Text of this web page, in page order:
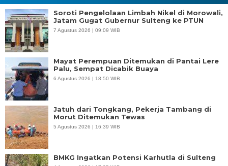
Soroti Pengelolaan Limbah Nikel di Morowali,
Jatam Gugat Gubernur Sulteng ke PTUN
7 Agustus 2026 | 09:09 WIB
Mayat Perempuan Ditemukan di Pantai Lere
Palu, Sempat Dicabik Buaya
6 Agustus 2026 | 18:50 WIB
Jatuh dari Tongkang, Pekerja Tambang di
Morut Ditemukan Tewas
5 Agustus 2026 | 16:39 WIB
BMKG Ingatkan Potensi Karhutla di Sulteng